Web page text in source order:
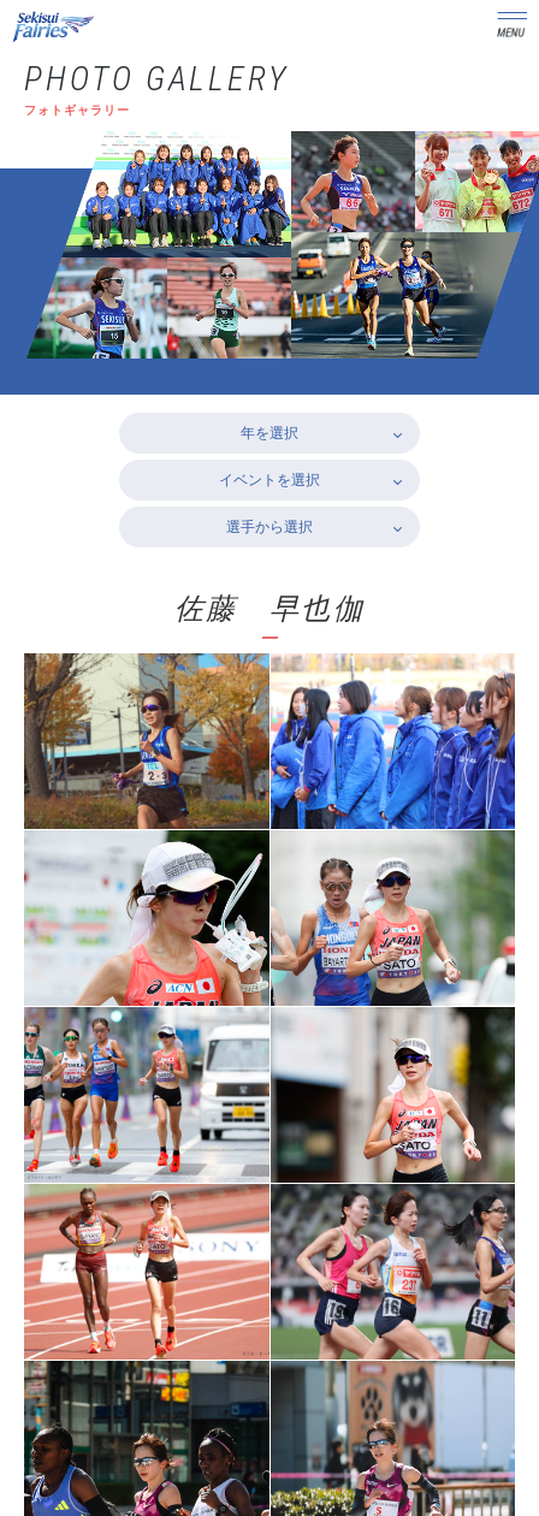
PHOTO GALLERY
フォトギャラリー
年を選択
イベントを選択
選手から選択
佐藤 早也伽